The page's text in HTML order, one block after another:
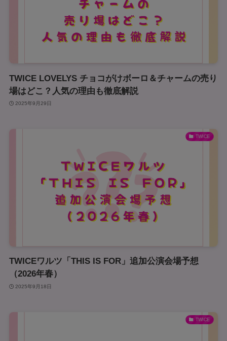
TWICE LOVELYS チョコがけボーロ＆チャームの売り
場はどこ？人気の理由も徹底解説
2025年9月29日
TWICE
TWICEワルツ「THIS IS FOR」追加公演会場予想
（2026年春）
2025年9月18日
TWICE